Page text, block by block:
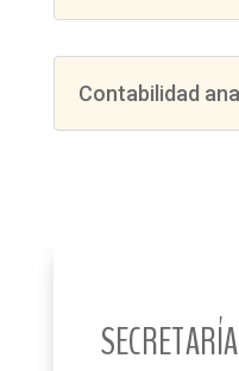
Contabilidad